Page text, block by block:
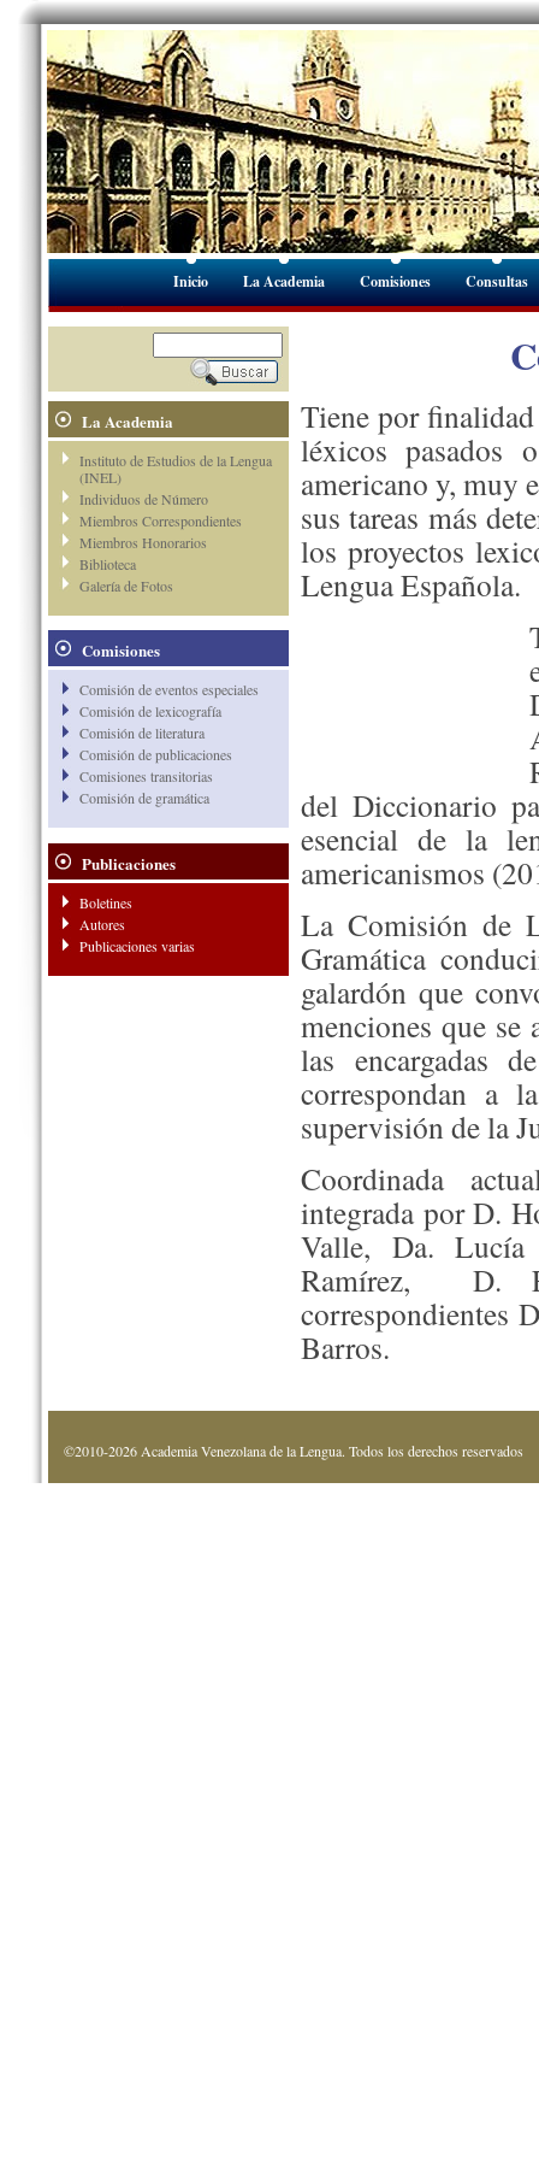
Inicio La Academia Comisiones Consultas
La Academia
Instituto de Estudios de la Lengua
(INEL)
Individuos de Número
Miembros Correspondientes
Miembros Honorarios
Biblioteca
Galería de Fotos
Comisiones
Comisión de eventos especiales
Comisión de lexicografía
Comisión de literatura
Comisión de publicaciones
Comisiones transitorias
Comisión de gramática
Publicaciones
Boletines
Autores
Publicaciones varias
Tiene por
léxicos pasados
americano y, muy
sus tareas más
los proyectos
Lengua Española.
del Diccionario
esencial de la
americanismos
La Comisión de
Gramática
galardón que
menciones que se
las encargadas
correspondan a
supervisión de la
Coordinada
integrada por D.
Valle, Da. Lucía
Ramírez, D.
correspondientes
Barros.
©2010-2026 Academia Venezolana de la Lengua. Todos los derechos reservados